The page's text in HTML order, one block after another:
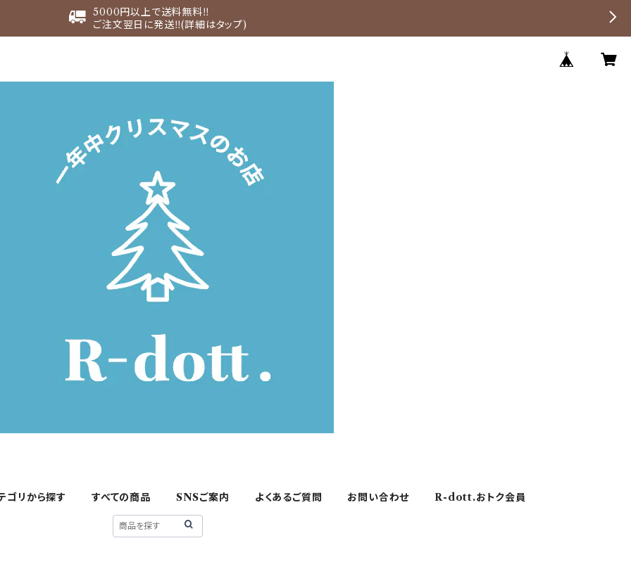
5000円以上で送料無料‼︎
ご注文翌日に発送‼︎(詳細はタップ)
ゴリから探す すべての商品 SNSご案内 よくあるご質問 お問い合わせ R-dott.おトク会員